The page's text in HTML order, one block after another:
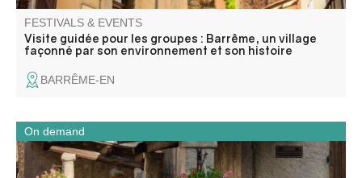
FESTIVALS & EVENTS
Visite guidée pour les groupes : Barrême, un village
façonné par son environnement et son histoire
BARRÊME-EN
An ideal half-day to grasp the history and soul of this
Southern Alps village.
On demand